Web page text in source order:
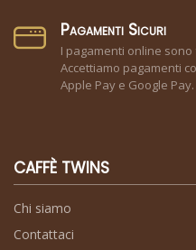
Pagamenti Sicuri
I pagamenti online
Accettiamo pagamenti
Apple Pay e Google Pay.
CAFFÈ TWINS
Chi siamo
Contattaci